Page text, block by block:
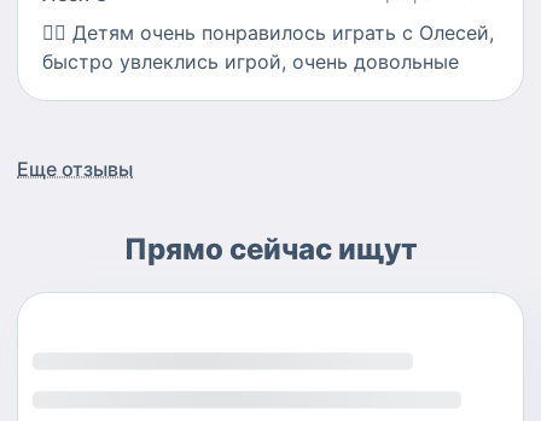
👍🏻 Детям очень понравилось играть с Олесей,
быстро увлеклись игрой, очень довольные
Еще отзывы
Прямо сейчас ищут